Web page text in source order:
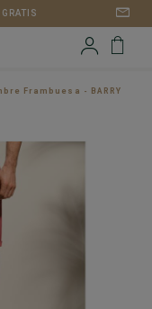
Frambuesa - BARRY